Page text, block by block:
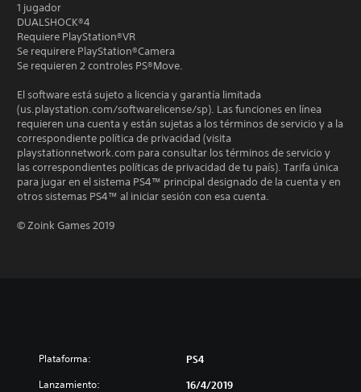
1 jugador
DUALSHOCK®4
Requiere PlayStation®VR
Se requirere PlayStation®Camera
Se requieren 2 controles PS®Move.
El software está sujeto a licencia y garantía limitada
(us.playstation.com/softwarelicense/sp). Las funciones en línea
requieren una cuenta y están sujetas a los términos de servicio y a la
correspondiente política de privacidad (visita
playstationnetwork.com para consultar los términos de servicio y
las correspondientes políticas de privacidad de tu país). Tarifa única
para jugar en el sistema PS4™ principal designado de la cuenta y en
otros sistemas PS4™ al iniciar sesión con esa cuenta.
© Zoink Games 2019
Plataforma: PS4
Lanzamiento: 16/4/2019